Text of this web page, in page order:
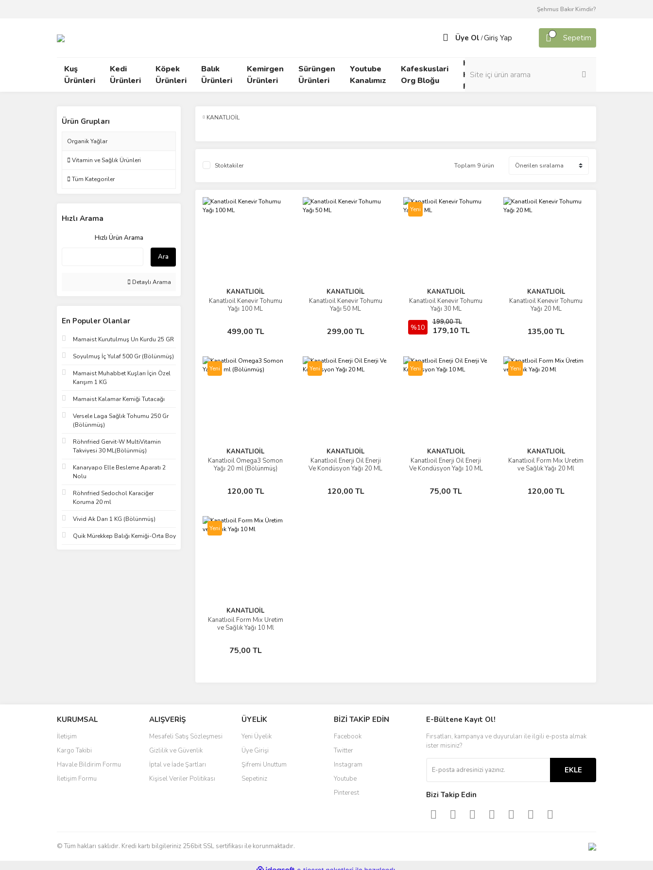
Şehmus Bakır Kimdir?
Üye Ol /Giriş Yap Sepetim
Kuş
Ürünleri
Kedi
Ürünleri
Köpek
Ürünleri
Balık
Ürünleri
Kemirgen
Ürünleri
Sürüngen
Ürünleri
Youtube
Kanalımız
Kafeskuslari
Org Bloğu
Kafes
Kuşları
Forumu
Yem
Ürün Grupları
Organik Yağlar
Vitamin ve Sağlık Ürünleri
Tüm Kategoriler
Hızlı Arama
Hızlı Ürün Arama
Ara
Detaylı Arama
En Populer Olanlar
Mamaist Kurutulmuş Un Kurdu 25 GR
Soyulmuş İç Yulaf 500 Gr (Bölünmüş)
Mamaist Muhabbet Kuşları İçin Özel
Karışım 1 KG
Mamaist Kalamar Kemiği Tutacağı
Versele Laga Sağlık Tohumu 250 Gr
(Bölünmüş)
Röhnfried Gervit-W MultiVitamin
Takviyesi 30 ML(Bölünmüş)
Kanaryapo Elle Besleme Aparatı 2
Nolu
Röhnfried Sedochol Karaciğer
Koruma 20 ml
Vivid Ak Darı 1 KG (Bölünmüş)
Quik Mürekkep Balığı Kemiği-Orta Boy
KANATLIOİL
Stoktakiler Toplam 9 ürün
KANATLIOİL
Kanatlıoil Kenevir Tohumu
Yağı 100 ML
499,00 TL
İncele
Sepete Ekle
KANATLIOİL
Kanatlıoil Kenevir Tohumu
Yağı 50 ML
299,00 TL
İncele
Sepete Ekle
Yeni
KANATLIOİL
Kanatlıoil Kenevir Tohumu
Yağı 30 ML
%10
199,00 TL
179,10 TL
İncele
Sepete Ekle
KANATLIOİL
Kanatlıoil Kenevir Tohumu
Yağı 20 ML
135,00 TL
İncele
Sepete Ekle
Yeni
KANATLIOİL
Kanatlıoil Omega3 Somon
Yağı 20 ml (Bölünmüş)
120,00 TL
İncele
Sepete Ekle
Yeni
KANATLIOİL
Kanatlıoil Enerji Oil Enerji
Ve Kondüsyon Yağı 20 ML
120,00 TL
İncele
Sepete Ekle
Yeni
KANATLIOİL
Kanatlıoil Enerji Oil Enerji
Ve Kondüsyon Yağı 10 ML
75,00 TL
İncele
Sepete Ekle
Yeni
KANATLIOİL
Kanatlıoil Form Mix Üretim
ve Sağlık Yağı 20 Ml
120,00 TL
İncele
Sepete Ekle
Yeni
KANATLIOİL
Kanatlıoil Form Mix Üretim
ve Sağlık Yağı 10 Ml
75,00 TL
İncele
Sepete Ekle
KURUMSAL
İletişim
Kargo Takibi
Havale Bildirim Formu
İletişim Formu
ALIŞVERİŞ
Mesafeli Satış Sözleşmesi
Gizlilik ve Güvenlik
İptal ve İade Şartları
Kişisel Veriler Politikası
ÜYELİK
Yeni Üyelik
Üye Girişi
Şifremi Unuttum
Sepetiniz
BİZİ TAKİP EDİN
Facebook
Twitter
Instagram
Youtube
Pinterest
E-Bültene Kayıt Ol!
Fırsatları, kampanya ve duyuruları ile ilgili e-posta almak
ister misiniz?
EKLE
Bizi Takip Edin
© Tüm hakları saklıdır. Kredi kartı bilgileriniz 256bit SSL sertifikası ile korunmaktadır.